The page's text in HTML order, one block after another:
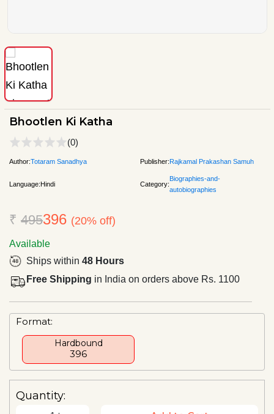
Bhootlen Ki Katha
(0)
Author:Totaram Sanadhya Publisher:Rajkamal Prakashan Samuh
Language:Hindi Category:
Biographies-and-
autobiographies
₹ 495396 (20% off)
Available
Ships within 48 Hours
Free Shipping in India on orders above Rs. 1100
Format:
Hardbound
₹396
Quantity: